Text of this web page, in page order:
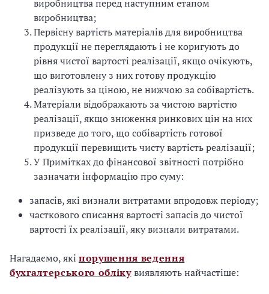
виробництва перед наступним етапом
виробництва;
Первісну вартість матеріалів для виробництва
продукції не переглядають і не коригують до
рівня чистої вартості реалізації, якщо очікують,
що виготовлену з них готову продукцію
реалізують за ціною, не нижчою за собівартість.
Матеріали відображають за чистою вартістю
реалізації, якщо зниження ринкових цін на них
призведе до того, що собівартість готової
продукції перевищить чисту вартість реалізації;
У Примітках до фінансової звітності потрібно
зазначати інформацію про суму:
запасів, які визнали витратами впродовж періоду;
часткового списання вартості запасів до чистої
вартості їх реалізації, яку визнали витратами.
Нагадаємо, які порушення ведення
бухгалтерського облікувиявляють найчастіше: